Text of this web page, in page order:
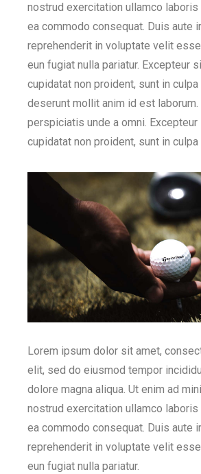
nostrud exercitation ullamco
ea commodo consequat. Duis aute
reprehenderit in voluptate velit
eun fugiat nulla pariatur. Excepteur
cupidatat non proident, sunt in
deserunt mollit anim id est laborum.
perspiciatis unde a omni.
cupidatat non proident, sunt in culpa
Lorem ipsum dolor sit amet,
elit, sed do eiusmod tempor
dolore magna aliqua. Ut enim ad
nostrud exercitation ullamco
ea commodo consequat. Duis aute
reprehenderit in voluptate velit
eun fugiat nulla pariatur.